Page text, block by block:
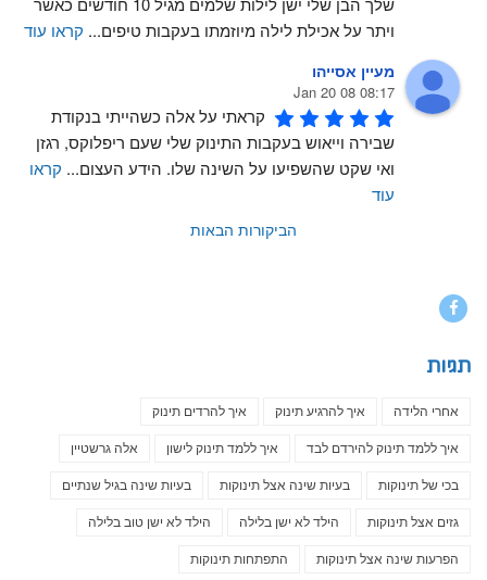
ויתר על אכילת לילה מיוזמתו בעקבות טיפים... קראו עוד
מעיין אסייהו
08:17 08 Jan 20
ואי שקט שהשפיעו על השינה שלו. הידע העצום... קראו
עוד
הביקורות הבאות
תגיות
אחרי הלידה איך להרגיע תינוק איך להרדים תינוק
איך ללמד תינוק להירדם לבד איך ללמד תינוק לישון אלה גרשטיין
בכי של תינוקות בעיות שינה אצל תינוקות בעיות שינה בגיל שנתיים
גזים אצל תינוקות הילד לא ישן בלילה הילד לא ישן טוב בלילה
הפרעות שינה אצל תינוקות התפתחות תינוקות